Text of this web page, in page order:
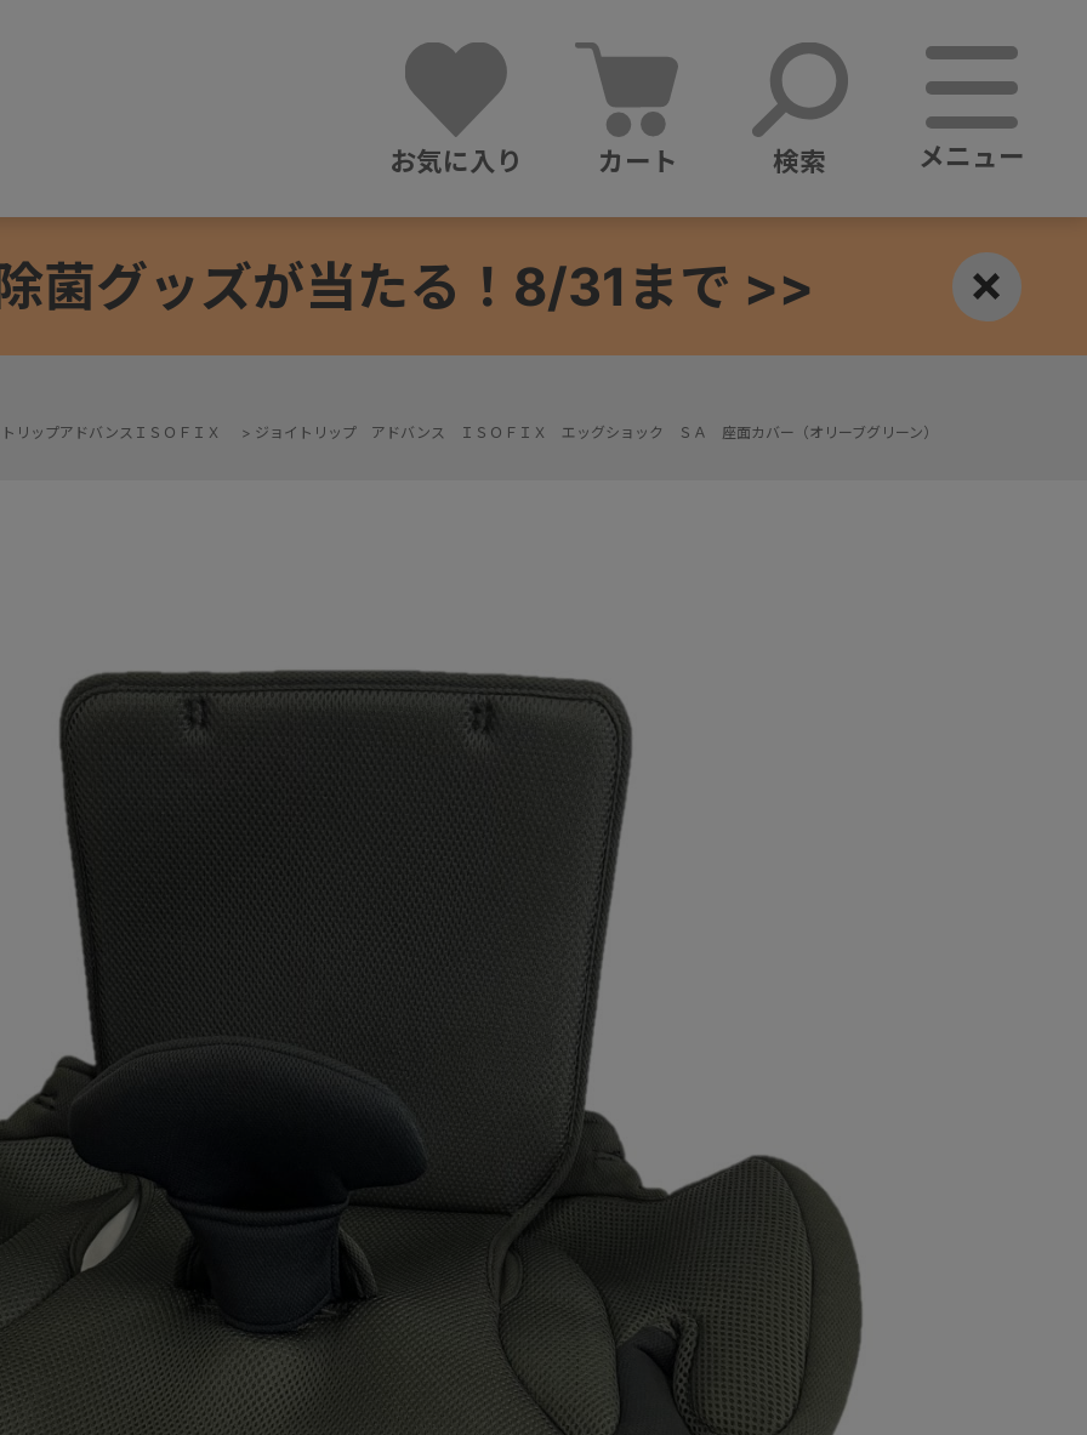
お気に入り カート 検索 メニュー
菌グッズが当たる！8/31まで >>
リップアドバンスＩＳＯＦＩＸ > ジョイトリップ アドバンス ＩＳＯＦＩＸ エッグショック ＳＡ 座面カバー（オリーブグリーン）